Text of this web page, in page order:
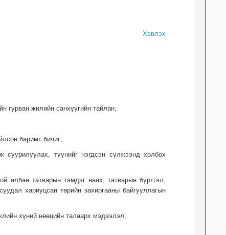
Хэвлэх
гурван жилийн санхүүгийн тайлан;
баримт бичиг;
суурилуулах, түүнийг нэгдсэн сүлжээнд холбох
албан татварын тэмдэг наах, татварын бүртгэл,
хариуцсан төрийн захиргааны байгууллагын
хүний нөөцийн талаарх мэдээлэл;